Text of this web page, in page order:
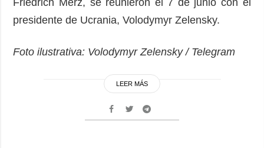
presidente de Ucrania, Volodymyr Zelensky.
Foto ilustrativa: Volodymyr Zelensky / Telegram
LEER MÁS